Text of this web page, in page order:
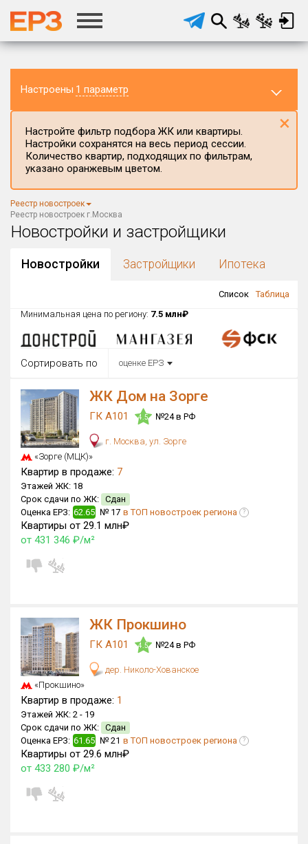
Настроены 1 параметр
г.Москва
Район в регионе
Все
Район в городе
Цена
от
Общая площадь, м²
от
Срок сдачи
от Сдан в 2015 до II кв. 2029
Вид объекта
Только новые
Оценка ЕРЗ ЖК
от
Рейтинг ЕРЗ
Найдено:
Настройте фильтр подбора ЖК или квартиры.
Настройки сохранятся на весь период сессии.
Количество квартир, подходящих по фильтрам,
указано оранжевым цветом.
×
Реестр новостроек
Реестр новостроек г.Москва
Новостройки и застройщики
Новостройки Застройщики Ипотека
Список
Таблица
Минимальная цена по региону: 7.5 млн₽
Сортировать по оценке ЕРЗ
ЖК Дом на Зорге
ГК А101 4.5 №24 в РФ
г. Москва, ул. Зорге
«Зорге (МЦК)»
Квартир в продаже: 7
Этажей ЖК: 18
Срок сдачи по ЖК: Сдан
Оценка ЕРЗ: 62.65 № 17 в ТОП новостроек региона ?
Квартиры от 29.1 млн₽
от 431 346 ₽/м²
ЖК Прокшино
ГК А101 4.5 №24 в РФ
дер. Николо-Хованское
«Прокшино»
Квартир в продаже: 1
Этажей ЖК: 2 - 19
Срок сдачи по ЖК: Сдан
Оценка ЕРЗ: 61.65 № 21 в ТОП новостроек региона ?
Квартиры от 29.6 млн₽
от 433 280 ₽/м²